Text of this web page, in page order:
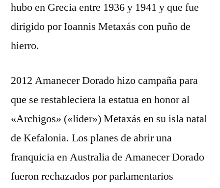
hubo en Grecia entre 1936 y 1941 y que fue
dirigido por Ioannis Metaxás con puño de
hierro.
2012 Amanecer Dorado hizo campaña para
que se restableciera la estatua en honor al
«Archigos» («líder») Metaxás en su isla natal
de Kefalonia. Los planes de abrir una
franquicia en Australia de Amanecer Dorado
fueron rechazados por parlamentarios